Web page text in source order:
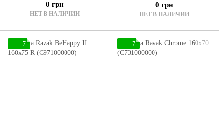
0 грн
НЕТ В НАЛИЧИИ
0 грн
НЕТ В НАЛИЧИИ
7 7